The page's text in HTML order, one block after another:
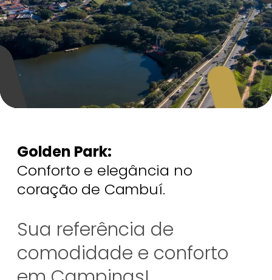
Golden Park:
Conforto e elegância no
coração de Cambuí.
Sua referência de
comodidade e conforto